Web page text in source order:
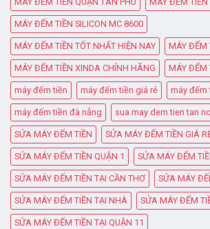
MÁY ĐẾM TIỀN SILICON MC 8600
MÁY ĐẾM TIỀN TỐT NHẤT HIỆN NAY MÁY ĐẾM
MÁY ĐẾM TIỀN XINDA CHÍNH HÃNG MÁY ĐẾM
máy đếm tiền máy đếm tiền giá rẻ máy đếm
máy đếm tiền đà nẵng sua may dem tien tan
SỬA MÁY ĐẾM TIỀN SỬA MÁY ĐẾM TIỀN GIÁ
SỬA MÁY ĐẾM TIỀN QUẬN 1 SỬA MÁY ĐẾM
SỬA MÁY ĐẾM TIỀN TẠI CẦN THƠ SỬA MÁY
SỬA MÁY ĐẾM TIỀN TẠI NHÀ SỬA MÁY ĐẾM
SỬA MÁY ĐẾM TIỀN TẠI QUẬN 11